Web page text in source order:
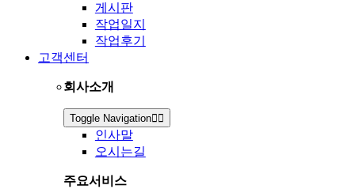
게시판
작업일지
작업후기
고객센터
회사소개
Toggle Navigation
인사말
오시는길
주요서비스